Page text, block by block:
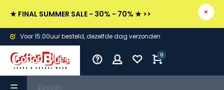
★ FINAL SUMMER SALE - 30% - 70% ★ >>
Voor 15.00uur besteld, dezelfde dag verzonden
0